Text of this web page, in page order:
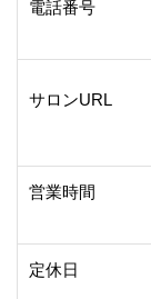
電話番号
サロンURL
営業時間
定休日